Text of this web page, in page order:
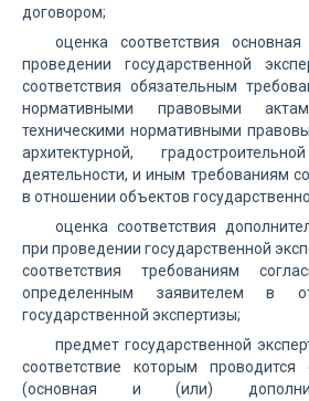
договором;
оценка соответствия
проведении государственной
соответствия обязательным
нормативными правовыми
техническими нормативными
архитектурной,
деятельности, и иным требованиям
в отношении объектов
оценка соответствия
при проведении государственной
соответствия требованиям
определенным заявителем в
государственной экспертизы;
предмет государственной
соответствие которым проводится
(основная и (или)